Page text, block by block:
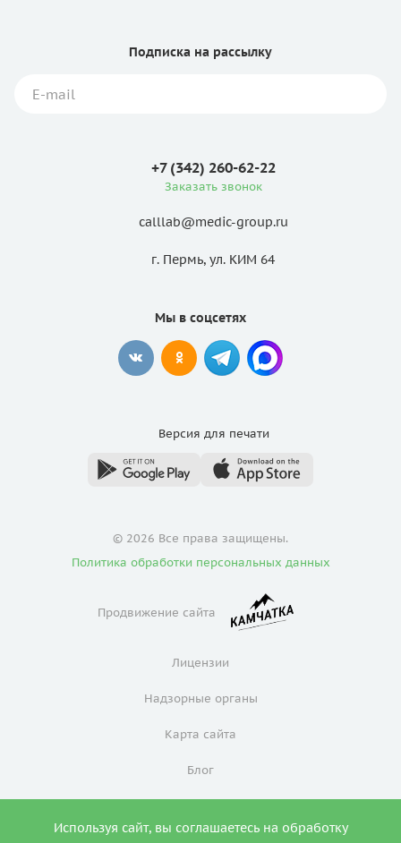
Используя сайт, вы соглашаетесь на обработку
Подписка на рассылку
+7 (342) 260-62-22
Заказать звонок
calllab@medic-group.ru
г. Пермь, ул. КИМ 64
Мы в соцсетях
Версия для печати
© 2026 Все права защищены.
Политика обработки персональных данных
Продвижение сайта
Лицензии
Надзорные органы
Карта сайта
Блог